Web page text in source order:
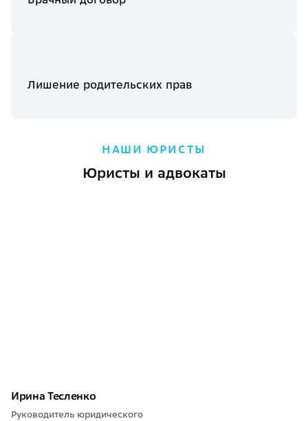
Лишение родительских прав
НАШИ ЮРИСТЫ
Юристы и адвокаты
Ирина Тесленко
Руководитель юридического